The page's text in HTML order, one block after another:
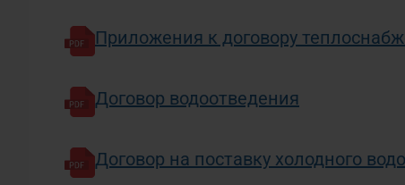
Приложения к договору
Договор водоотведения
Договор на поставку холодного